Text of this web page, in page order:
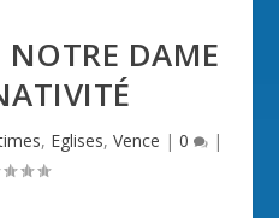
NOTRE DAME
, Eglises, Vence | 0 |